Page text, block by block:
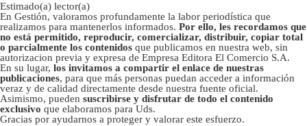
Estimado(a) lector(a)
En Gestión, valoramos profundamente la labor periodística que
realizamos para mantenerlos informados. Por ello, les recordamos que
no está permitido, reproducir, comercializar, distribuir, copiar total
o parcialmente los contenidos que publicamos en nuestra web, sin
autorizacion previa y expresa de Empresa Editora El Comercio S.A.
En su lugar, los invitamos a compartir el enlace de nuestras
publicaciones, para que más personas puedan acceder a información
veraz y de calidad directamente desde nuestra fuente oficial.
Asimismo, pueden suscribirse y disfrutar de todo el contenido
exclusivo que elaboramos para Uds.
Gracias por ayudarnos a proteger y valorar este esfuerzo.